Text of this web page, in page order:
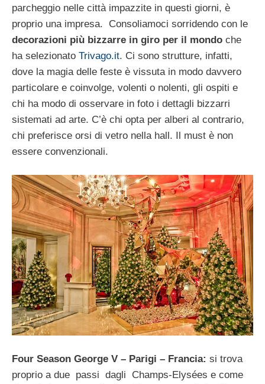
parcheggio nelle città impazzite in questi giorni, è
proprio una impresa. Consoliamoci sorridendo con le
decorazioni più bizzarre in giro per il mondo che
ha selezionato Trivago.it. Ci sono strutture, infatti,
dove la magia delle feste è vissuta in modo davvero
particolare e coinvolge, volenti o nolenti, gli ospiti e
chi ha modo di osservare in foto i dettagli bizzarri
sistemati ad arte. C’è chi opta per alberi al contrario,
chi preferisce orsi di vetro nella hall. Il must è non
essere convenzionali.
Four Season George V – Parigi – Francia: si trova
proprio a due passi dagli Champs-Elysées e come